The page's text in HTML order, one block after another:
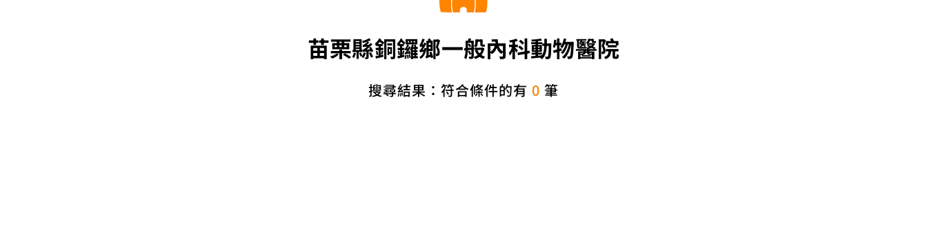
苗栗縣銅鑼鄉一般內科動物醫院
搜尋結果：符合條件的有 0 筆